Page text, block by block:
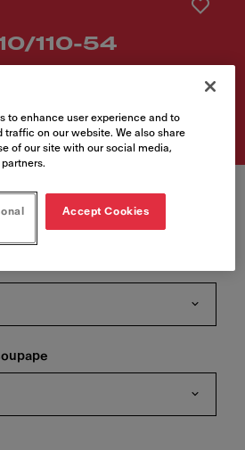
110-54
to enhance user experience and to
traffic on our website. We also share
of our site with our social media,
Accept Cookies